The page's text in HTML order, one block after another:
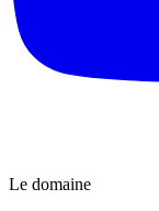
Le domaine